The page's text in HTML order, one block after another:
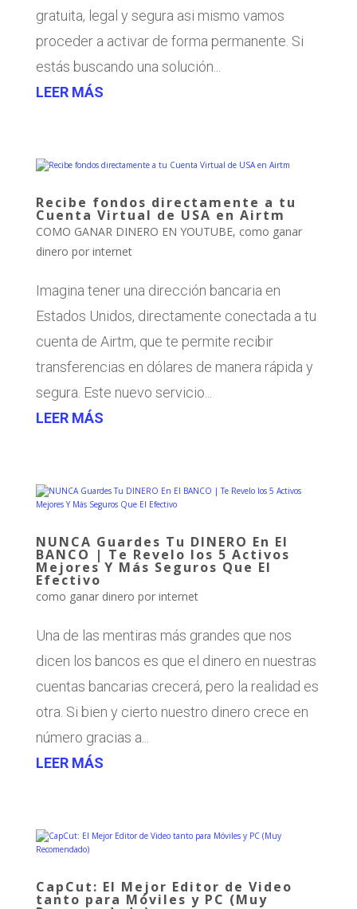
gratuita, legal y segura asi mismo vamos
proceder a activar de forma permanente. Si
estás buscando una solución...
LEER MÁS
Recibe fondos directamente a tu
Cuenta Virtual de USA en Airtm
COMO GANAR DINERO EN YOUTUBE, como ganar
dinero por internet
Imagina tener una dirección bancaria en
Estados Unidos, directamente conectada a tu
cuenta de Airtm, que te permite recibir
transferencias en dólares de manera rápida y
segura. Este nuevo servicio...
LEER MÁS
NUNCA Guardes Tu DINERO En El
BANCO | Te Revelo los 5 Activos
Mejores Y Más Seguros Que El
Efectivo
como ganar dinero por internet
Una de las mentiras más grandes que nos
dicen los bancos es que el dinero en nuestras
cuentas bancarias crecerá, pero la realidad es
otra. Si bien y cierto nuestro dinero crece en
número gracias a...
LEER MÁS
CapCut: El Mejor Editor de Video
tanto para Móviles y PC (Muy